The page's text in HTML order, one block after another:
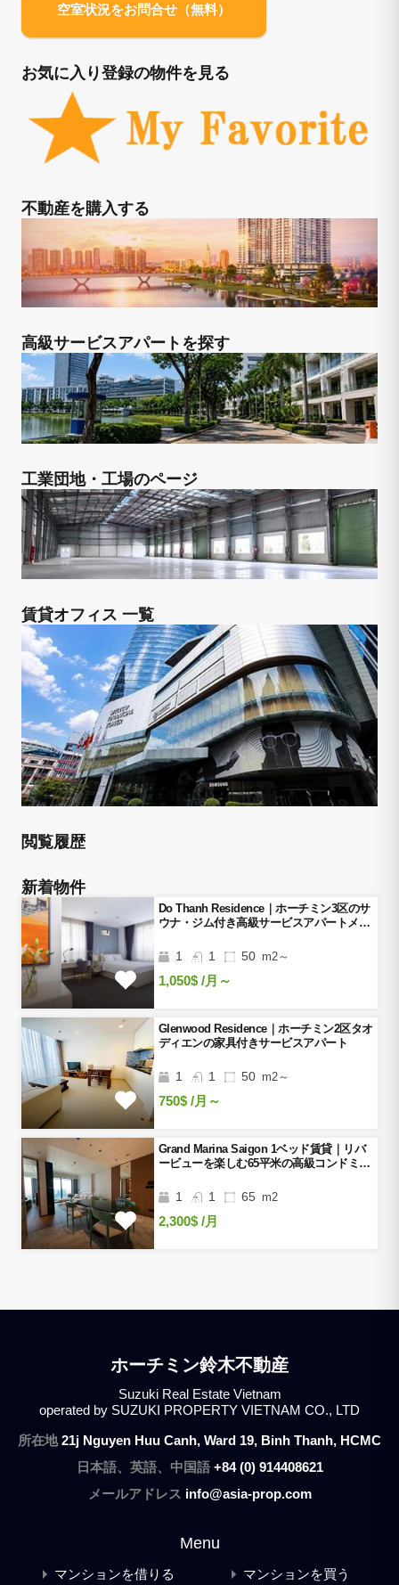
空室状況をお問合せ（無料）
お気に入り登録の物件を見る
不動産を購入する
高級サービスアパートを探す
工業団地・工場のページ
賃貸オフィス 一覧
閲覧履歴
新着物件
Do Thanh Residence｜ホーチミン3区のサ
ウナ・ジム付き高級サービスアパートメン
1 1 50 m2～
1,050$ /月～
Glenwood Residence｜ホーチミン2区タオ
ディエンの家具付きサービスアパート
1 1 50 m2～
750$ /月～
Grand Marina Saigon 1ベッド賃貸｜リバ
ービューを楽しむ65平米の高級コンドミニ
1 1 65 m2
2,300$ /月
ホーチミン鈴木不動産
Suzuki Real Estate Vietnam
operated by SUZUKI PROPERTY VIETNAM CO., LTD
所在地21j Nguyen Huu Canh, Ward 19, Binh Thanh, HCMC
日本語、英語、中国語 +84 (0) 914408621
メールアドレス info@asia-prop.com
Menu
マンションを借りる マンションを買う